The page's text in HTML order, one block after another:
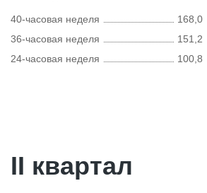
40-часовая неделя
168,0
36-часовая неделя
151,2
24-часовая неделя
100,8
II квартал